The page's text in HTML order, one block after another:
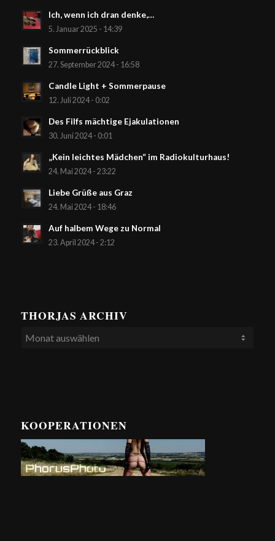
Ich, wenn ich dran denke,…
5. Januar 2025 - 14:39
Sommerrückblick
27. September 2024 - 16:58
Candle Light + Sommerpause
12. Juli 2024 - 0:02
Des Filfs mächtige Ejakulationen
30. Juni 2024 - 0:01
„Kein leichtes Mädchen“ im Radiokulturhaus!
24. Mai 2024 - 23:22
Liebe Grüße aus Graz
24. Mai 2024 - 18:46
Auf halbem Wege zu Normal
23. April 2024 - 2:12
THORJAS ARCHIV
KOOPERATIONEN